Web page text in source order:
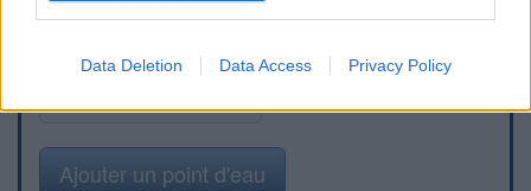
Data Deletion Data Access Privacy Policy
Ajouter un point d'eau